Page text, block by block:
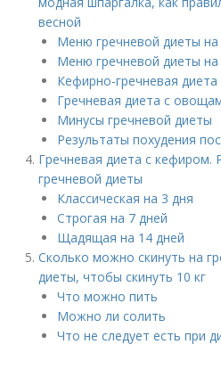
весной
Меню гречневой диеты на
Меню гречневой диеты на
Кефирно-гречневая диета
Гречневая диета с
Минусы гречневой диеты
Результаты похудения
Гречневая диета с кефиром.
гречневой диеты
Классическая на 3 дня
Строгая на 7 дней
Щадящая на 14 дней
Сколько можно скинуть на
диеты, чтобы скинуть 10 кг
Что можно пить
Можно ли солить
Что не следует есть при